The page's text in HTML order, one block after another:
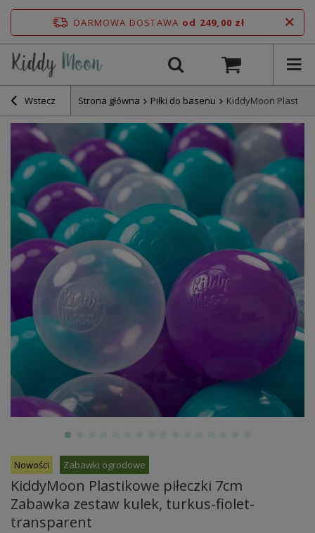
DARMOWA DOSTAWA od 249,00 zł
Wstecz Strona główna Piłki do basenu KiddyMoon
Nowości Zabawki ogrodowe
KiddyMoon Plastikowe piłeczki 7cm
Zabawka zestaw kulek, turkus-fiolet-
transparent